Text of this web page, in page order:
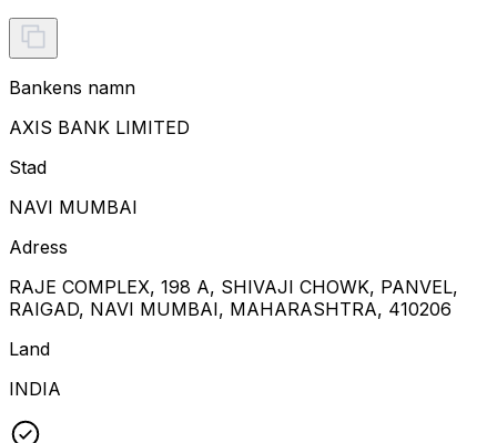
Bankens namn
AXIS BANK LIMITED
Stad
NAVI MUMBAI
Adress
RAJE COMPLEX, 198 A, SHIVAJI CHOWK, PANVEL,
RAIGAD, NAVI MUMBAI, MAHARASHTRA, 410206
Land
INDIA